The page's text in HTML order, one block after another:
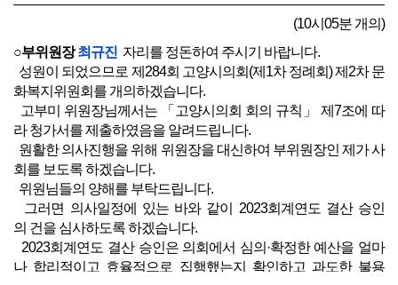
(10시05분 개의)
○부위원장최규진 자리를 정돈하여 주시기 바랍니다.
성원이 되었으므로 제284회 고양시의회(제1차 정례회) 제2차 문
화복지위원회를 개의하겠습니다.
고부미 위원장님께서는 「고양시의회 회의 규칙」 제7조에 따
라 청가서를 제출하였음을 알려드립니다.
원활한 의사진행을 위해 위원장을 대신하여 부위원장인 제가 사
회를 보도록 하겠습니다.
위원님들의 양해를 부탁드립니다.
그러면 의사일정에 있는 바와 같이 2023회계연도 결산 승인
의 건을 심사하도록 하겠습니다.
2023회계연도 결산 승인은 의회에서 심의·확정한 예산을 얼마
나 합리적이고 효율적으로 집행했는지 확인하고 과도한 불용